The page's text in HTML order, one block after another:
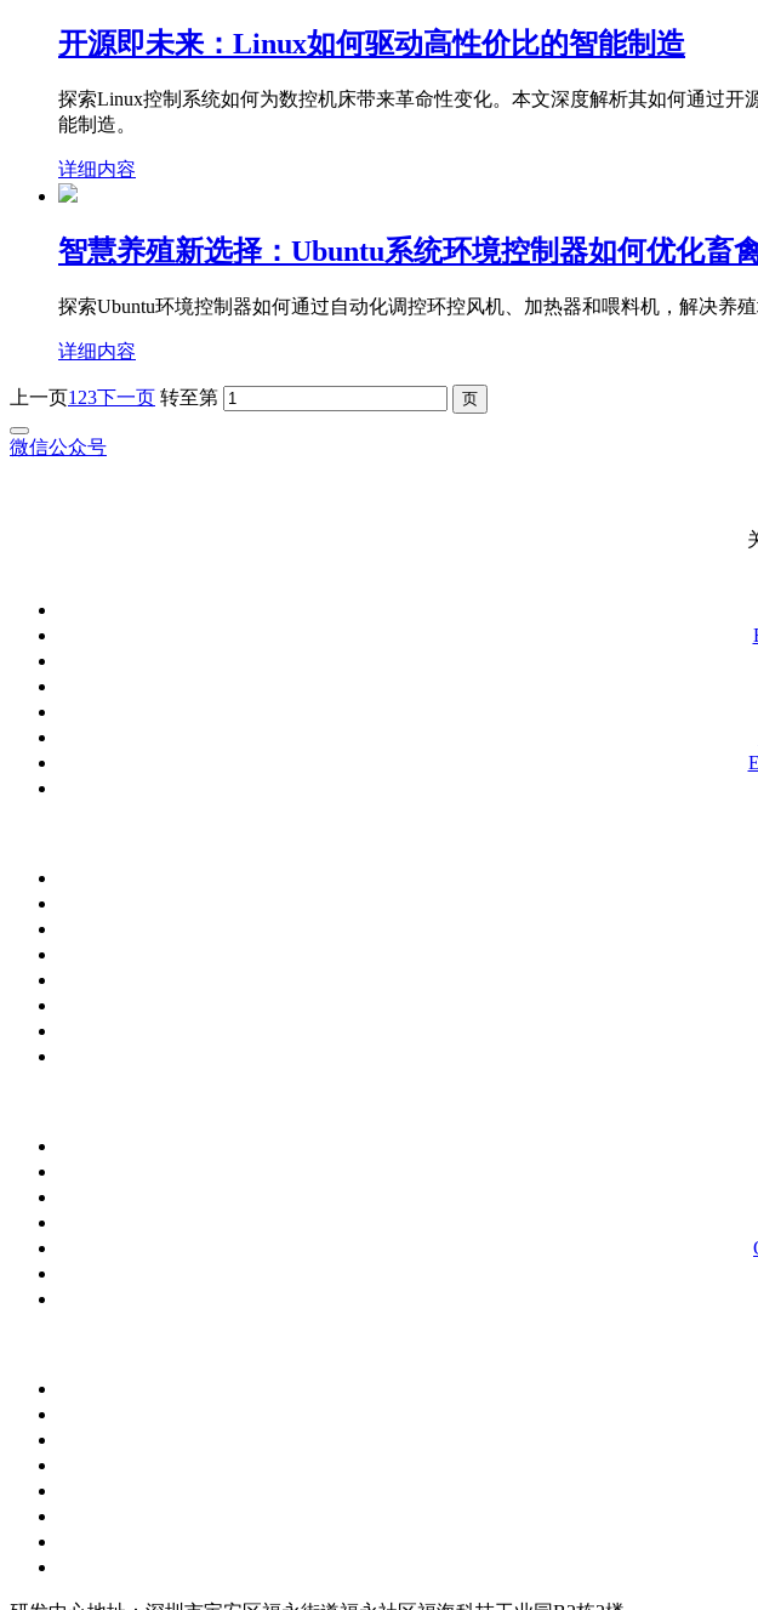
开源即未来：Linux如何驱动高性价比的智能制造
探索Linux控制系统如何为数控机床带来革命性变化。本文深度解析其如何通过
能制造。
详细内容
智慧养殖新选择：Ubuntu系统环境控制器如何优化畜
探索Ubuntu环境控制器如何通过自动化调控环控风机、加热器和喂料机，解决养
详细内容
上一页1 23下一页 转至第
微信公众号